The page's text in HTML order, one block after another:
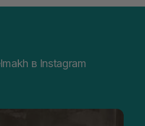
в Instagram